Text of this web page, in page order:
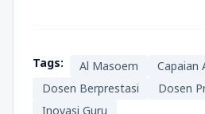
Tags: Al Masoem
Capaian
Dosen Berprestasi
Dosen
Inovasi Guru